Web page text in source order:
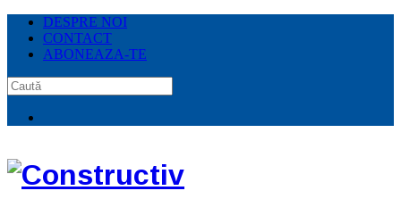
DESPRE NOI
CONTACT
ABONEAZA-TE